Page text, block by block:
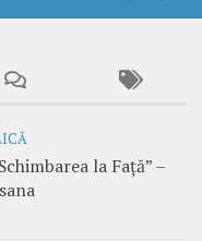
la Față” –